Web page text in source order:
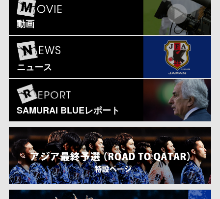
動画
ニュース
SAMURAI BLUEレポート